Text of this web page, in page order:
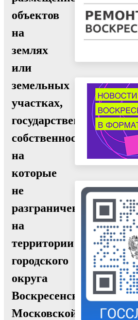
объектов
на
землях
или
земельных
участках,
государственная
собственность
на
которые
не
разграничена»
на
территории
городского
округа
Воскресенск
Московской